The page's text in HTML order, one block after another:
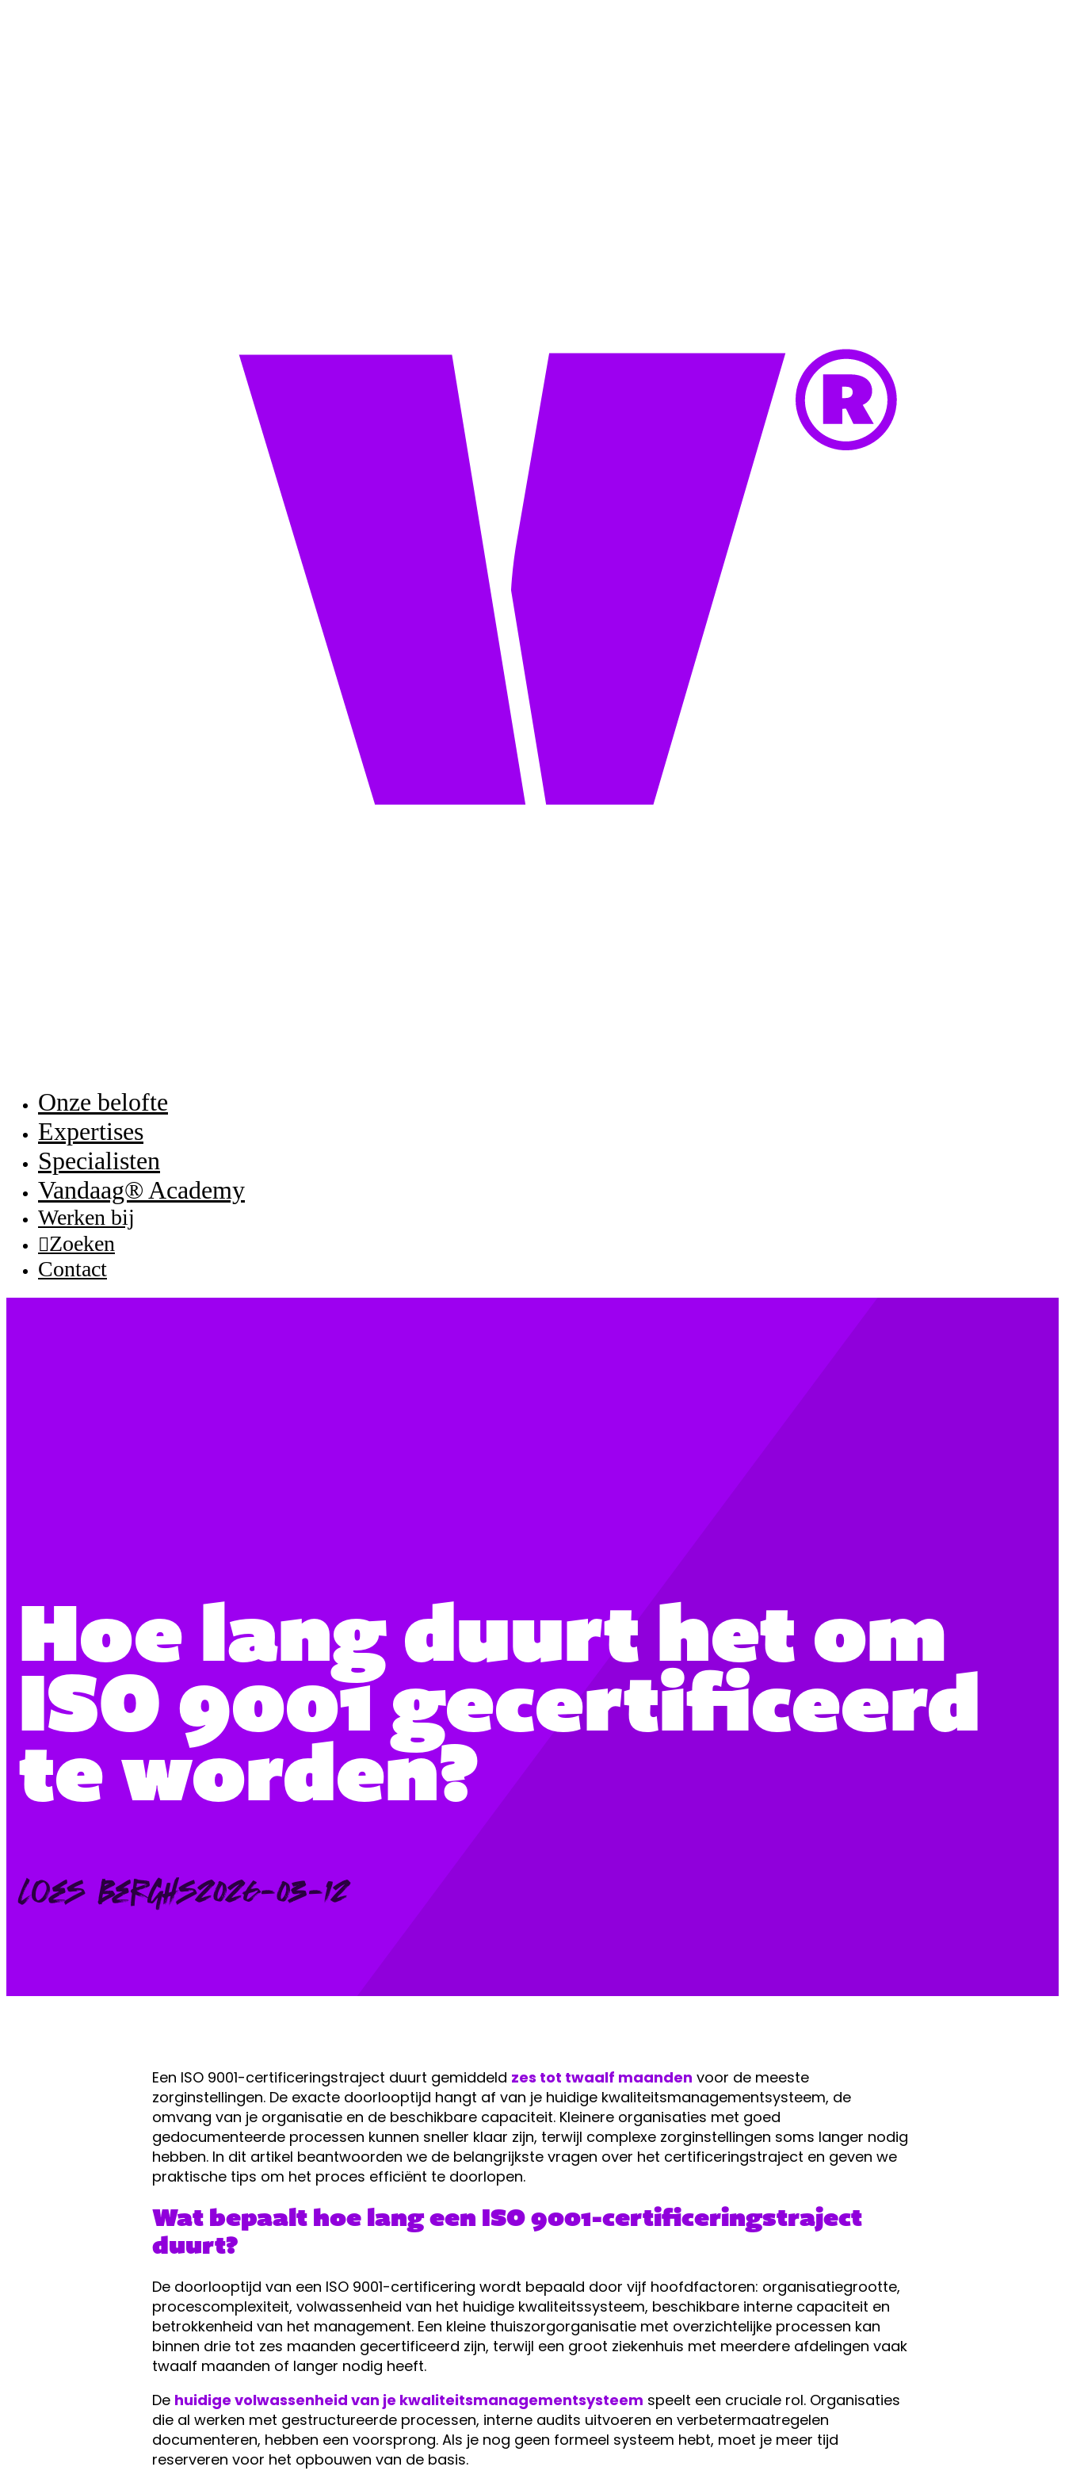
Onze belofte
Expertises
Specialisten
Vandaag® Academy
Werken bij
Zoeken
Contact
Hoe lang duurt het om
ISO 9001 gecertificeerd
te worden?
Posted
by:
Loes Berghs2026-03-12
Een ISO 9001-certificeringstraject duurt gemiddeld zes tot twaalf maanden voor de meeste
zorginstellingen. De exacte doorlooptijd hangt af van je huidige kwaliteitsmanagementsysteem, de
omvang van je organisatie en de beschikbare capaciteit. Kleinere organisaties met goed
gedocumenteerde processen kunnen sneller klaar zijn, terwijl complexe zorginstellingen soms langer nodig
hebben. In dit artikel beantwoorden we de belangrijkste vragen over het certificeringstraject en geven we
praktische tips om het proces efficiënt te doorlopen.
Wat bepaalt hoe lang een ISO 9001-certificeringstraject
duurt?
De doorlooptijd van een ISO 9001-certificering wordt bepaald door vijf hoofdfactoren: organisatiegrootte,
procescomplexiteit, volwassenheid van het huidige kwaliteitssysteem, beschikbare interne capaciteit en
betrokkenheid van het management. Een kleine thuiszorgorganisatie met overzichtelijke processen kan
binnen drie tot zes maanden gecertificeerd zijn, terwijl een groot ziekenhuis met meerdere afdelingen vaak
twaalf maanden of langer nodig heeft.
De huidige volwassenheid van je kwaliteitsmanagementsysteem speelt een cruciale rol. Organisaties
die al werken met gestructureerde processen, interne audits uitvoeren en verbetermaatregelen
documenteren, hebben een voorsprong. Als je nog geen formeel systeem hebt, moet je meer tijd
reserveren voor het opbouwen van de basis.